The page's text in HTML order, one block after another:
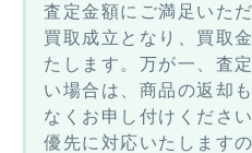
査定金額にご満足いた
買取成立となり、買取
たします。万が一、査
い場合は、商品の返却
なくお申し付けくださ
優先に対応いたします